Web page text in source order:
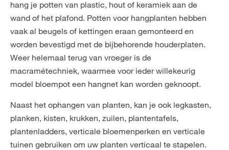
hang je potten van plastic, hout of keramiek aan de
wand of het plafond. Potten voor hangplanten hebben
vaak al beugels of kettingen eraan gemonteerd en
worden bevestigd met de bijbehorende houderplaten.
Weer helemaal terug van vroeger is de
macramétechniek, waarmee voor ieder willekeurig
model bloempot een hangnet kan worden geknoopt.
Naast het ophangen van planten, kan je ook legkasten,
planken, kisten, krukken, zuilen, plantentafels,
plantenladders, verticale bloemenperken en verticale
tuinen gebruiken om uw planten verticaal te stapelen.